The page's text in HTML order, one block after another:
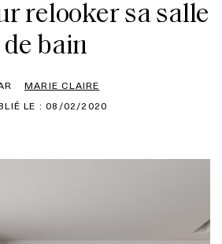
relooker sa salle
de bain
MARIE CLAIRE
LE : 08/02/2020